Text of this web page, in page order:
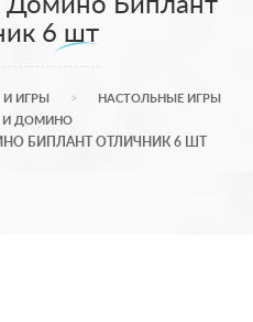
6 шт
И ИГРЫ
НАСТОЛЬНЫЕ ИГРЫ
И ДОМИНО
БИПЛАНТ ОТЛИЧНИК 6 ШТ